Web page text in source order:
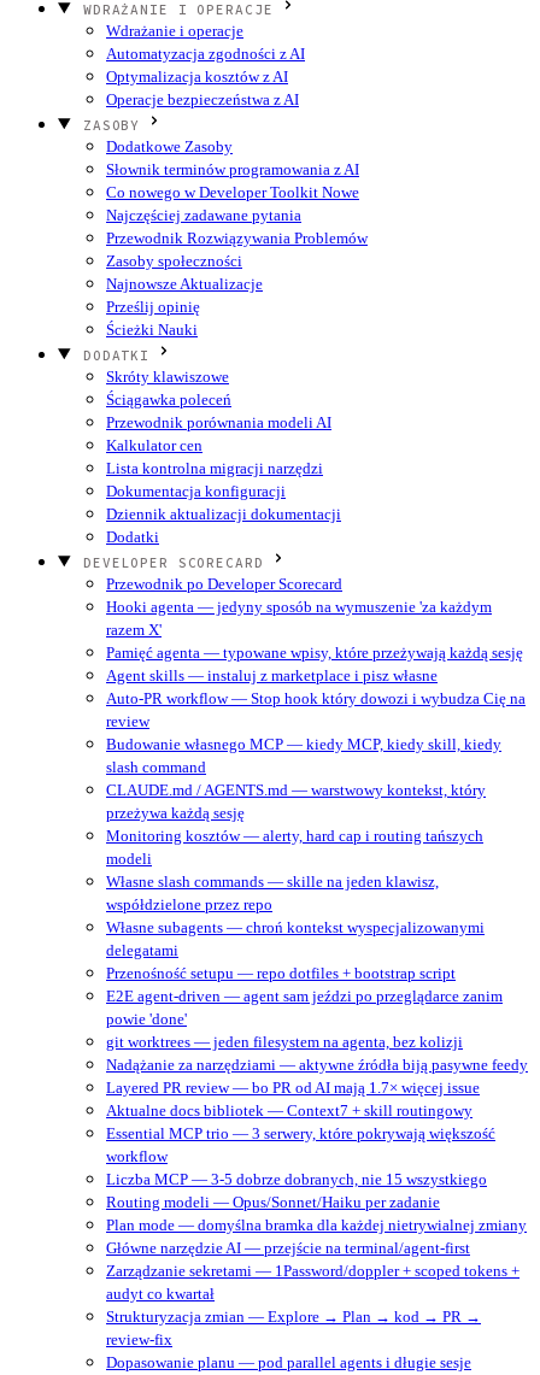
WDRAŻANIE I OPERACJE
Wdrażanie i operacje
Automatyzacja zgodności z AI
Optymalizacja kosztów z AI
Operacje bezpieczeństwa z AI
ZASOBY
Dodatkowe Zasoby
Słownik terminów programowania z AI
Co nowego w Developer Toolkit Nowe
Najczęściej zadawane pytania
Przewodnik Rozwiązywania Problemów
Zasoby społeczności
Najnowsze Aktualizacje
Prześlij opinię
Ścieżki Nauki
DODATKI
Skróty klawiszowe
Ściągawka poleceń
Przewodnik porównania modeli AI
Kalkulator cen
Lista kontrolna migracji narzędzi
Dokumentacja konfiguracji
Dziennik aktualizacji dokumentacji
Dodatki
DEVELOPER SCORECARD
Przewodnik po Developer Scorecard
Hooki agenta — jedyny sposób na wymuszenie 'za każdym
razem X'
Pamięć agenta — typowane wpisy, które przeżywają każdą sesję
Agent skills — instaluj z marketplace i pisz własne
Auto-PR workflow — Stop hook który dowozi i wybudza Cię na
review
Budowanie własnego MCP — kiedy MCP, kiedy skill, kiedy
slash command
CLAUDE.md / AGENTS.md — warstwowy kontekst, który
przeżywa każdą sesję
Monitoring kosztów — alerty, hard cap i routing tańszych
modeli
Własne slash commands — skille na jeden klawisz,
współdzielone przez repo
Własne subagents — chroń kontekst wyspecjalizowanymi
delegatami
Przenośność setupu — repo dotfiles + bootstrap script
E2E agent-driven — agent sam jeździ po przeglądarce zanim
powie 'done'
git worktrees — jeden filesystem na agenta, bez kolizji
Nadążanie za narzędziami — aktywne źródła biją pasywne feedy
Layered PR review — bo PR od AI mają 1.7× więcej issue
Aktualne docs bibliotek — Context7 + skill routingowy
Essential MCP trio — 3 serwery, które pokrywają większość
workflow
Liczba MCP — 3-5 dobrze dobranych, nie 15 wszystkiego
Routing modeli — Opus/Sonnet/Haiku per zadanie
Plan mode — domyślna bramka dla każdej nietrywialnej zmiany
Główne narzędzie AI — przejście na terminal/agent‑first
Zarządzanie sekretami — 1Password/doppler + scoped tokens +
audyt co kwartał
Strukturyzacja zmian — Explore → Plan → kod → PR →
review-fix
Dopasowanie planu — pod parallel agents i długie sesje